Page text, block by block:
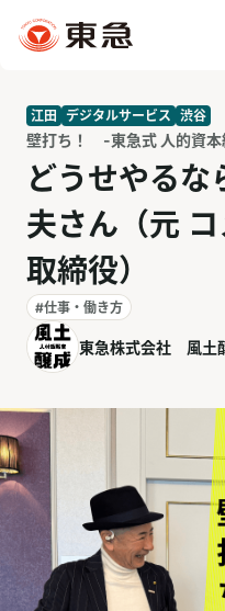
江田 デジタルサービス 渋谷
壁打ち！ -東急式 人的資
どうせやるな
夫さん（元
取締役）
#仕事・働き方
東急株式会社 風土